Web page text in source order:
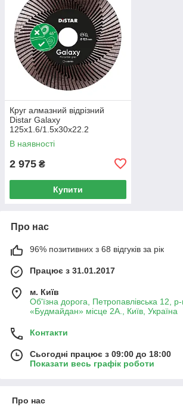
Круг алмазний вiдрiзний
Distar Galaxy
125x1.6/1.5x30x22.2
В наявності
2 975 ₴
Купити
Про нас
96% позитивних з 68 відгуків за рік
Працює з 31.01.2017
м. Київ
Об'їзна дорога, Петропавлівська 12,
«Будмайдан» місце 2А., Київ, Україна
Контакти
Сьогодні працює з 09:00 до 18:00
Показати весь графік роботи
Про нас